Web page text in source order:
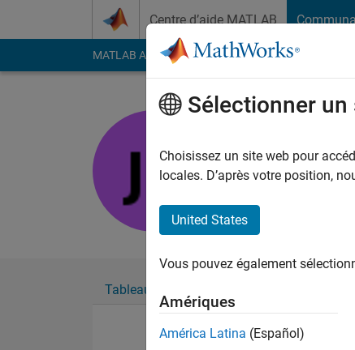
Centre d’aide MATLAB
MATLAB Answers File Exchange Cody
Last seen: plus de
Followers:0
Tableau de bord
Sélectionner un
Choisissez un site web pour
locales. D’après votre position,
United States
Vous pouvez également
Amériques
América Latina (Español)